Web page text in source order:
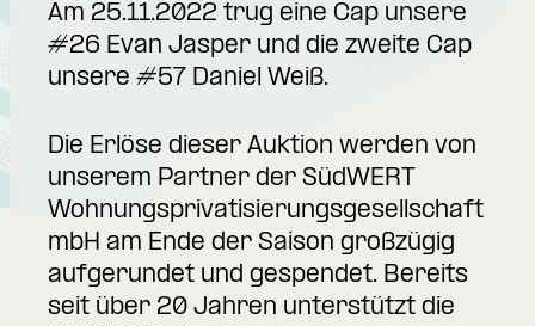
Am 25.11.2022 trug eine Cap unsere
#26 Evan Jasper und die zweite Cap
unsere #57 Daniel Weiß.
Die Erlöse dieser Auktion werden von
unserem Partner der SüdWERT
Wohnungsprivatisierungsgesellschaft
mbH am Ende der Saison großzügig
aufgerundet und gespendet. Bereits
seit über 20 Jahren unterstützt die